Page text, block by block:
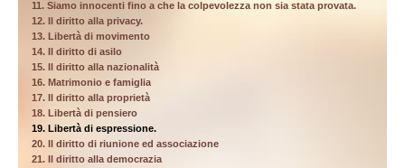
11. Siamo innocenti fino a che la colpevolezza non sia stata provata.
12. Il diritto alla privacy.
13. Libertà di movimento
14. Il diritto di asilo
15. Il diritto alla nazionalità
16. Matrimonio e famiglia
17. Il diritto alla proprietà
18. Libertà di pensiero
19. Libertà di espressione.
20. Il diritto di riunione ed associazione
21. Il diritto alla democrazia